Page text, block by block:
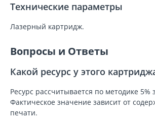
Технические параметры
Лазерный картридж.
Вопросы и Ответы
Какой ресурс у этого
Ресурс рассчитывается по методике 5%
Фактическое значение зависит от
печати.